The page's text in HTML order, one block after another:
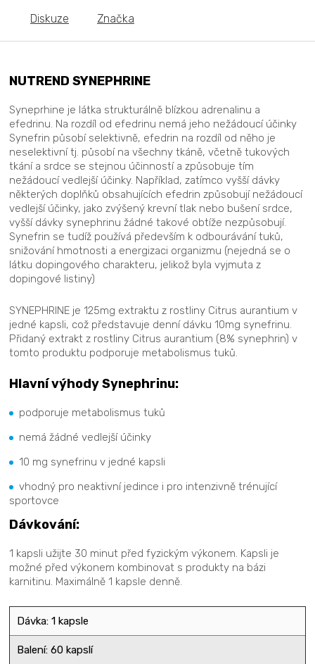
Diskuze Značka
NUTREND SYNEPHRINE
Syneprhine je látka strukturálně blízkou adrenalinu a
efedrinu. Na rozdíl od efedrinu nemá jeho nežádoucí účinky
Synefrin působí selektivně, efedrin na rozdíl od něho je
neselektivní tj. působí na všechny tkáně, včetně tukových
tkání a srdce se stejnou účinností a způsobuje tím
nežádoucí vedlejší účinky. Například, zatímco vyšší dávky
některých doplňků obsahujících efedrin způsobují nežádoucí
vedlejší účinky, jako zvýšený krevní tlak nebo bušení srdce,
vyšší dávky synephrinu žádné takové obtíže nezpůsobují.
Synefrin se tudíž používá především k odbourávání tuků,
snižování hmotnosti a energizaci organizmu (nejedná se o
látku dopingového charakteru, jelikož byla vyjmuta z
dopingové listiny)
SYNEPHRINE je 125mg extraktu z rostliny Citrus aurantium v
jedné kapsli, což představuje denní dávku 10mg synefrinu.
Přidaný extrakt z rostliny Citrus aurantium (8% synephrin) v
tomto produktu podporuje metabolismus tuků.
Hlavní výhody Synephrinu:
podporuje metabolismus tuků
nemá žádné vedlejší účinky
10 mg synefrinu v jedné kapsli
vhodný pro neaktivní jedince i pro intenzivně trénující
sportovce
Dávkování:
1 kapsli užijte 30 minut před fyzickým výkonem. Kapsli je
možné před výkonem kombinovat s produkty na bázi
karnitinu. Maximálně 1 kapsle denně.
Dávka: 1 kapsle
Balení: 60 kapslí